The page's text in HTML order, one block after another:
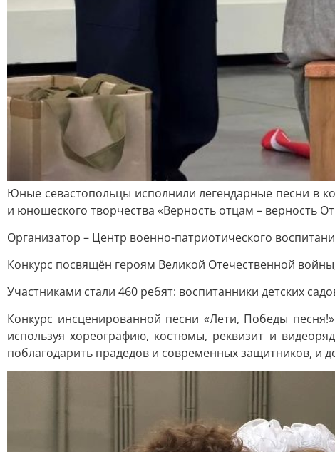
Юные севастопольцы исполнили легендарные песни в
и юношеского творчества «Верность отцам – верность
Организатор – Центр военно-патриотического
Конкурс посвящён героям Великой Отечественной
Участниками стали 460 ребят: воспитанники детских
Конкурс инсценированной песни «Лети, Победы
используя хореографию, костюмы, реквизит и
поблагодарить прадедов и современных защитников, и